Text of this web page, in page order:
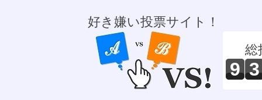
好き嫌い投票サイト！
総
9 3